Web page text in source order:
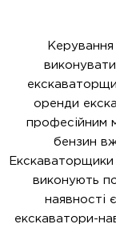
оренди
професійним
бензин
виконують
наявності
екскаватори-